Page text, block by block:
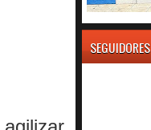
SEGUIDORES